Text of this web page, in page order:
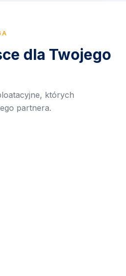
dla Twojego
których
partnera.